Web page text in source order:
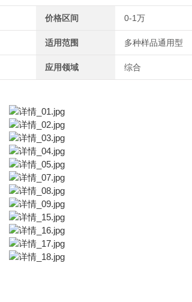
价格区间 0-1万
适用范围 多种样品通用型
应用领域 综合